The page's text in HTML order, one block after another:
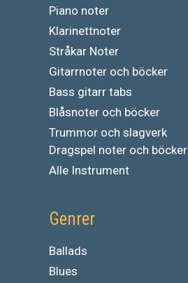
Piano noter
Klarinettnoter
Stråkar Noter
Gitarrnoter och böcker
Bass gitarr tabs
Blåsnoter och böcker
Trummor och slagverk
Dragspel noter och böcker
Alle Instrument
Genrer
Ballads
Blues